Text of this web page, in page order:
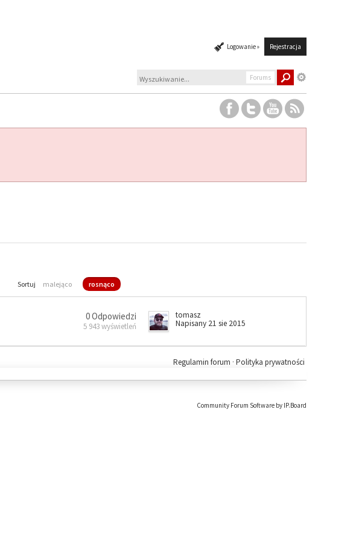
Logowanie » Rejestracja
Forums
Sortuj malejąco rosnąco
0 Odpowiedzi
5 943 wyświetleń
tomasz
Napisany 21 sie 2015
Polityka prywatności
Regulamin forum ·
Community Forum Software by IP.Board